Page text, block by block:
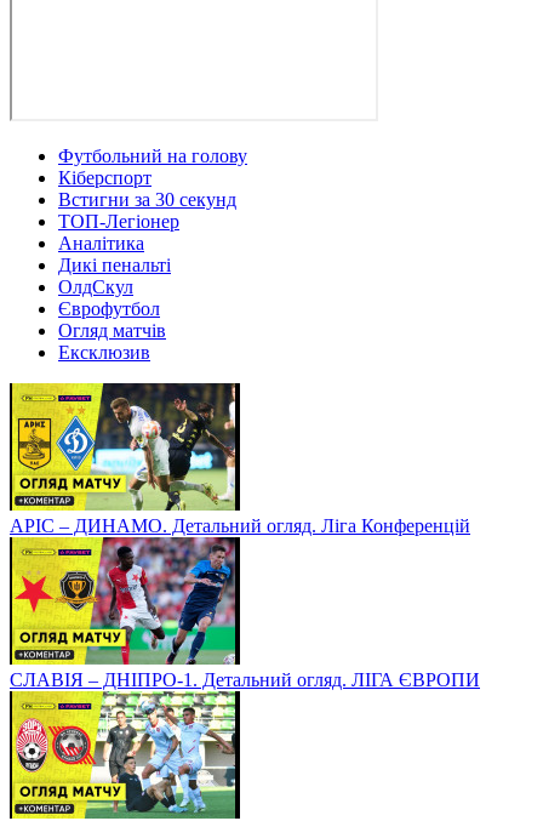
Футбольний на голову
Кіберспорт
Встигни за 30 секунд
ТОП-Легіонер
Аналітика
Дикі пенальті
ОлдСкул
Єврофутбол
Огляд матчів
Ексклюзив
АРІС – ДИНАМО. Детальний огляд. Ліга Конференцій
СЛАВІЯ – ДНІПРО-1. Детальний огляд. ЛІГА ЄВРОПИ